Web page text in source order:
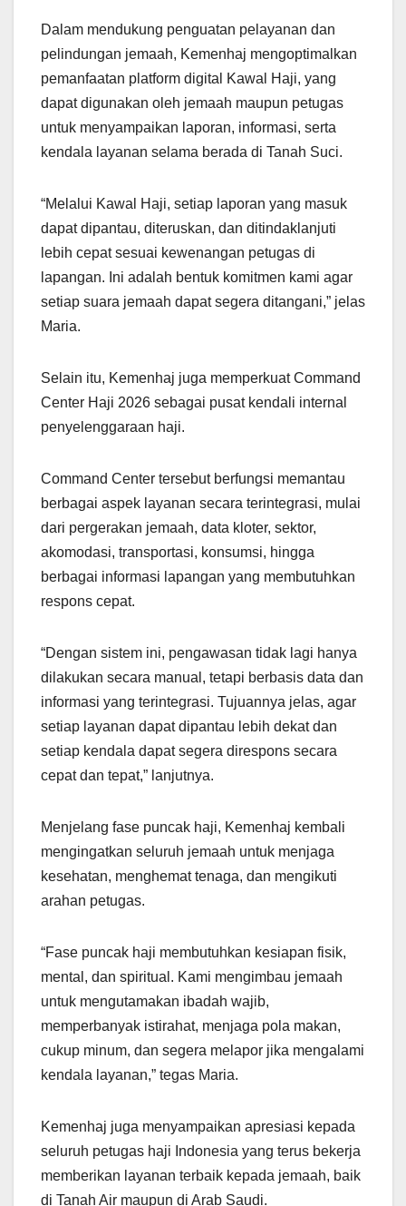
Dalam mendukung penguatan pelayanan dan
pelindungan jemaah, Kemenhaj mengoptimalkan
pemanfaatan platform digital Kawal Haji, yang
dapat digunakan oleh jemaah maupun petugas
untuk menyampaikan laporan, informasi, serta
kendala layanan selama berada di Tanah Suci.
“Melalui Kawal Haji, setiap laporan yang masuk
dapat dipantau, diteruskan, dan ditindaklanjuti
lebih cepat sesuai kewenangan petugas di
lapangan. Ini adalah bentuk komitmen kami agar
setiap suara jemaah dapat segera ditangani,” jelas
Maria.
Selain itu, Kemenhaj juga memperkuat Command
Center Haji 2026 sebagai pusat kendali internal
penyelenggaraan haji.
Command Center tersebut berfungsi memantau
berbagai aspek layanan secara terintegrasi, mulai
dari pergerakan jemaah, data kloter, sektor,
akomodasi, transportasi, konsumsi, hingga
berbagai informasi lapangan yang membutuhkan
respons cepat.
“Dengan sistem ini, pengawasan tidak lagi hanya
dilakukan secara manual, tetapi berbasis data dan
informasi yang terintegrasi. Tujuannya jelas, agar
setiap layanan dapat dipantau lebih dekat dan
setiap kendala dapat segera direspons secara
cepat dan tepat,” lanjutnya.
Menjelang fase puncak haji, Kemenhaj kembali
mengingatkan seluruh jemaah untuk menjaga
kesehatan, menghemat tenaga, dan mengikuti
arahan petugas.
“Fase puncak haji membutuhkan kesiapan fisik,
mental, dan spiritual. Kami mengimbau jemaah
untuk mengutamakan ibadah wajib,
memperbanyak istirahat, menjaga pola makan,
cukup minum, dan segera melapor jika mengalami
kendala layanan,” tegas Maria.
Kemenhaj juga menyampaikan apresiasi kepada
seluruh petugas haji Indonesia yang terus bekerja
memberikan layanan terbaik kepada jemaah, baik
di Tanah Air maupun di Arab Saudi.